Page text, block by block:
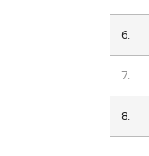
6.
7.
8.